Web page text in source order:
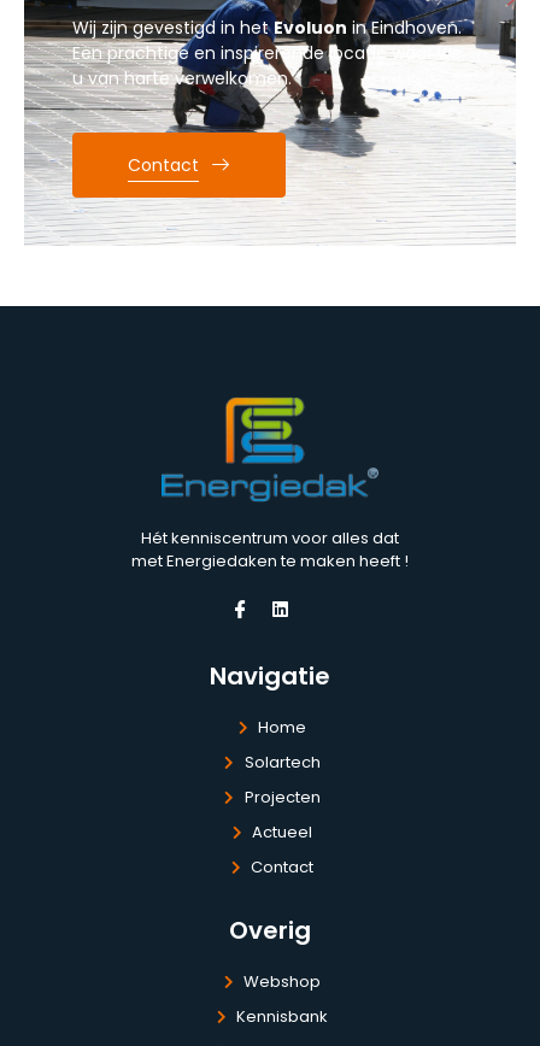
Wij zijn gevestigd in hetEvoluon in Eindhoven.
Een prachtige en inspirerende locatie waar we
u van harte verwelkomen.
Contact
Hét kenniscentrum voor alles dat
met Energiedaken te maken heeft !
Navigatie
Home
Solartech
Projecten
Actueel
Contact
Overig
Webshop
Kennisbank